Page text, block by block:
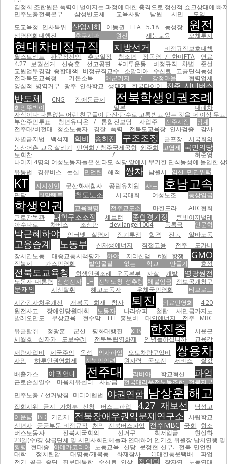
김정희 조합원은 폭력이 벌어지는 과정에 대한 충격으로 정신적 쇼크상태에 빠
민주노총전북본부
삼성반도체
교육사랑 남원 시민 모임
도교육청 인사특위
산업재해 이동권 FTA 5.18 농성장 원전
생명평화대행진 후쿠시마 원전 재능교육 오체투지
현대차비정규직 지방선거
비정규직보호대책
월스트리트
판문점선언 추모일정 청소년 정동영 / 한미FTA
연료
4.27 보궐선거
신승훈 선고공판 #미투운동 비정규직 차별
준설
교원업무경감 종합대책
비정규직교수 소말리아 수신료
고공단식농성
전라북도교육청
기본소득 해군기지 / 강정마을
협력업체
양심적 병역거부
광주 인화학교 생태계 한국타이어 전주 시내버스
반도체 CNG 장애등급제 전북학생인권조례
희망뚜벅이 밀본
대폐차
자식이나 다름없는 어린 친구들이 단전·단수로 고통받고 있는 것을 더 이상
부안주민투표
청년유니온 / 통합진보당 사업주 전주시장
징계
전주대/비전대 청소노동자
경찰 폭력 전북도교육창 인사검증
감사
차별금지법
백석제 학비 송하진 구조조정 골프장
시국회의
농산어촌 교육 살리기
민영화 / 청주국제공항 외주화 고엽제 국민의당
노회찬 / 허준영
나머지 4명의 여성노동자들은 싼타모 식당 앞에서 무기한 단식농성에 돌입한
유통법
경유버스 논실 민언련 해적 쌍차 남원시 익산 민간위탁
KT 지지선언 군산화재참사 공립유치원 사드 호남고속
면담 희망텐트 철도노조 시국대회 여성노조 통상임금
학생인권 교육혁명 전주교도소 마힌드라
ABC협회
근로감독관
대학구조조정 셰브런 종합경기장
큰빗이끼벌레
아수나로
차베스 조상만 devilangel1004 등록금 인문학
박근혜하야 인터넷 실명제 장기투쟁 합격 전농 알바노동
고용승계 노동부 신재생에너지 직접고용
전주 도가니
장시간노동
대중교통시책평가 하야 지리산댐 6월 항쟁 GMO
직불제 가스민영화 발암물질 없는 학교 만들기 효성
전북도교육청 학생인권조례 운동본부 자살 개발 영광원전
노동자 대통령 삼성전자 LH 전북도청 성추행 체불임금 정보공개청구
문재인 시신탈취 해고노동자 우체국민영화
티브로드
시간강사처우개선
개복동 화재 참사 퇴진 의료민영화
4.20
원전사고
장애인당원대회 노동자 나라슈퍼 철탑
새만금카지노
발레오만도
무상교육 현수막 LH 홍보비 대안에너지
전주 MBC
유골탈취
정광훈 군산 평화대행진 KBS 한진중
서윤근
세월호 십자가 도보순례
전북독립영화제 안녕들하십니까
교육감
재량사업비
제국주의 옥성 의사파업 오토차량구입비 쌍용차
사망 하루인권영화제 전북민언련 원자력 공모전 서비스
쌀값
배출가스
야권연대 전주대 리비아 학교혁신 파업
근로손실일수 마음치유센터 사납금
전국대리운전노동조합 전북지부
민주노총 / 선거방침
미디어렙법 야권연합 남상훈 해고
집회시위 금지 가처분 신청 버스ㅡ파업 4.27 재보선
남성고
이운남
ISD 기간제 전북장애우권익문제연구소
사립학교
신년사 공공부문 비정규직 천막 전북버스파업 전주MBC 국회
항소
버스노동자
전북시국회의 선거구
최저임금 현실화
23일(수)경 상급단체 및 시민사회단체들과 연대하여 안기호 위원장 납치연행
횡령
현대중 아데카코리아 노동교육 신당 문정현 신부.
전북 민언련
대학
정치탄압 대명동/개복동 화재참사
CJ대한통운택배 파업
전기 공급 중단
진보대통합 수신료 인상 정의당 장자연 노동연대